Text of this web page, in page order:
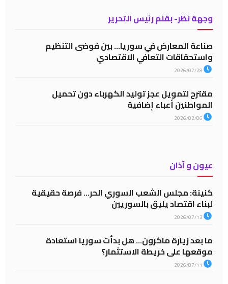
وجهة نظر- بقلم رئيس التحرير
صناعة المعارض في سوريا… بين فوضى التنظيم
واستحقاقات التعافي الاقتصادي
مقترح لتمويل عجز توليد الكهرباء دون تحميل
المواطنين أعباء إضافية
عيون و آذان
كنينة: مجلس الشعب السوري الحر… فرصة حقيقية
لبناء اقتصاد يليق بالسوريين
ما بعد زيارة ماكرون… هل بدأت سوريا استعادة
موقعها على خريطة الاستثمار؟